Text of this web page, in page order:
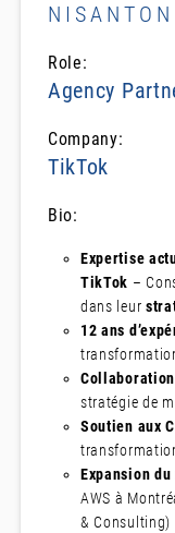
Role:
Agency
Company:
TikTok
Bio:
Expertise
TikTok –
dans leur
12 ans
Collaboration
stratégie de
Soutien aux
Expansion
AWS à
& Consulting)